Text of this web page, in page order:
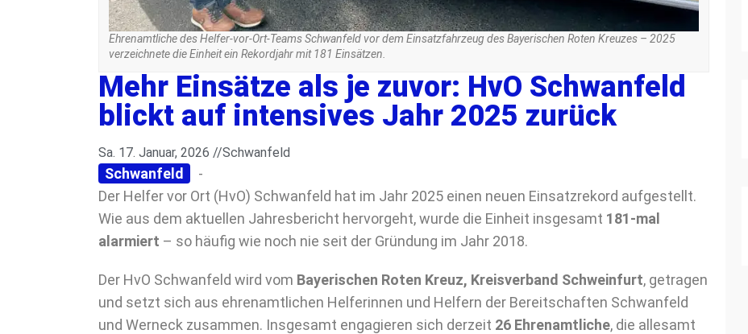
Ehrenamtliche des Helfer-vor-Ort-Teams Schwanfeld vor dem Einsatzfahrzeug des Bayerischen Roten Kreuzes – 2025
verzeichnete die Einheit ein Rekordjahr mit 181 Einsätzen.
Mehr Einsätze als je zuvor: HvO Schwanfeld
blickt auf intensives Jahr 2025 zurück
Sa. 17. Januar, 2026 //Schwanfeld
Schwanfeld
-
Der Helfer vor Ort (HvO) Schwanfeld hat im Jahr 2025 einen neuen Einsatzrekord aufgestellt.
Wie aus dem aktuellen Jahresbericht hervorgeht, wurde die Einheit insgesamt 181-mal
alarmiert – so häufig wie noch nie seit der Gründung im Jahr 2018.
Der HvO Schwanfeld wird vom Bayerischen Roten Kreuz, Kreisverband Schweinfurt, getragen
und setzt sich aus ehrenamtlichen Helferinnen und Helfern der Bereitschaften Schwanfeld
und Werneck zusammen. Insgesamt engagieren sich derzeit 26 Ehrenamtliche, die allesamt